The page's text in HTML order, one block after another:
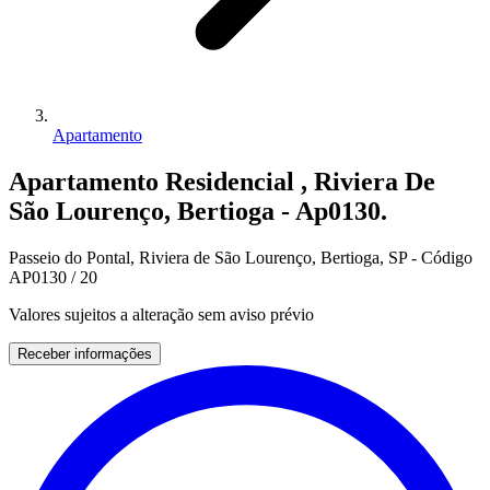
Apartamento
Apartamento Residencial , Riviera De
São Lourenço, Bertioga - Ap0130.
Passeio do Pontal, Riviera de São Lourenço, Bertioga, SP - Código
AP0130 / 20
Valores sujeitos a alteração sem aviso prévio
Receber informações